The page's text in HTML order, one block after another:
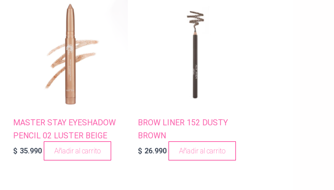
MASTER STAY EYESHADOW
PENCIL 02 LUSTER BEIGE
$ 35.990 Añadir al carrito
BROW LINER 152 DUSTY
BROWN
$ 26.990 Añadir al carrito